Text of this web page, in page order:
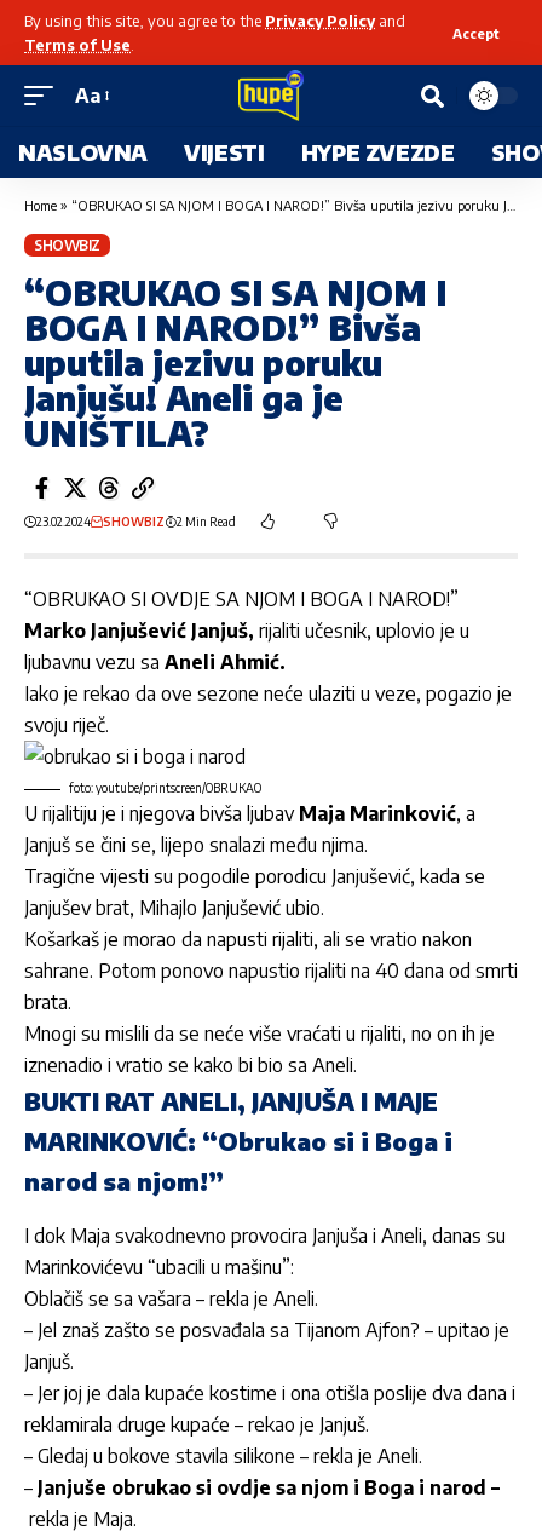
By using this site, you agree to the Privacy Policyand
Terms of Use
Accept
Aa
NASLOVNA VIJESTI HYPE ZVEZDE
Home » “OBRUKAO SI SA NJOM I BOGA I NAROD!” Bivša uputila jezivu poruku Janjušu! Aneli ga je UNIŠTILA?
SHOWBIZ
“OBRUKAO SI SA NJOM I
BOGA I NAROD!” Bivša
uputila jezivu poruku
Janjušu! Aneli ga je
UNIŠTILA?
23.02.2024 SHOWBIZ 2 Min Read
“OBRUKAO SI OVDJE SA NJOM I BOGA I NAROD!”
Marko Janjušević Janjuš, rijaliti učesnik, uplovio je u
ljubavnu vezu sa Aneli Ahmić.
Iako je rekao da ove sezone neće ulaziti u veze, pogazio je
svoju riječ.
foto: youtube/printscreen/OBRUKAO
U rijalitiju je i njegova bivša ljubav Maja Marinković, a
Janjuš se čini se, lijepo snalazi među njima.
Tragične vijesti su pogodile porodicu Janjušević, kada se
Janjušev brat, Mihajlo Janjušević ubio.
Košarkaš je morao da napusti rijaliti, ali se vratio nakon
sahrane. Potom ponovo napustio rijaliti na 40 dana od smrti
brata.
Mnogi su mislili da se neće više vraćati u rijaliti, no on ih je
iznenadio i vratio se kako bi bio sa Aneli.
BUKTI RAT ANELI, JANJUŠA I MAJE
MARINKOVIĆ: “Obrukao si i Boga i
narod sa njom!”
I dok Maja svakodnevno provocira Janjuša i Aneli, danas su
Marinkovićevu “ubacili u mašinu”:
Oblačiš se sa vašara – rekla je Aneli.
– Jel znaš zašto se posvađala sa Tijanom Ajfon? – upitao je
Janjuš.
– Jer joj je dala kupaće kostime i ona otišla poslije dva dana i
reklamirala druge kupaće – rekao je Janjuš.
– Gledaj u bokove stavila silikone – rekla je Aneli.
– Janjuše obrukao si ovdje sa njom i Boga i narod –
rekla je Maja.